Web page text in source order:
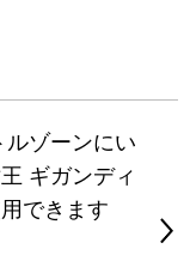
ゾーンにい
ギガンディ
できます